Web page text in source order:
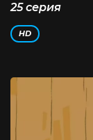
25 серия
HD